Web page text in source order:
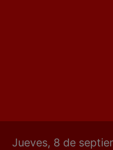
Jueves, 8 de